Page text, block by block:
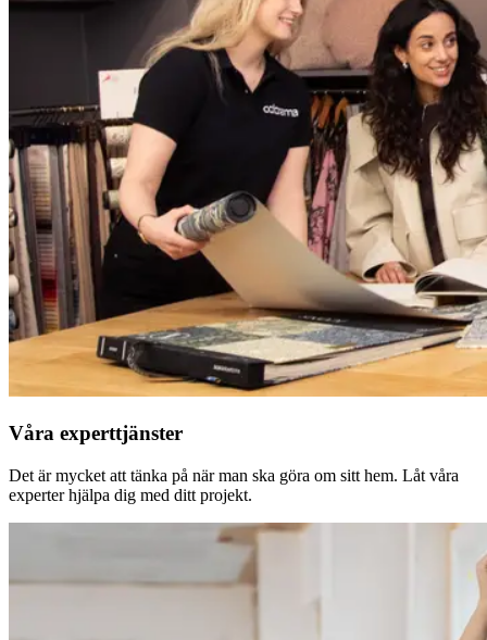
Våra experttjänster
Det är mycket att tänka på när man ska göra om sitt hem. Låt våra
experter hjälpa dig med ditt projekt.